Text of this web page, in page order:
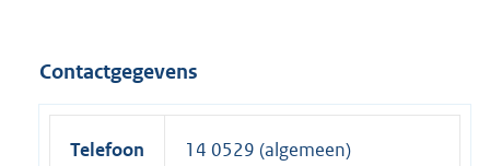
Contactgegevens
Telefoon 14 0529 (algemeen)